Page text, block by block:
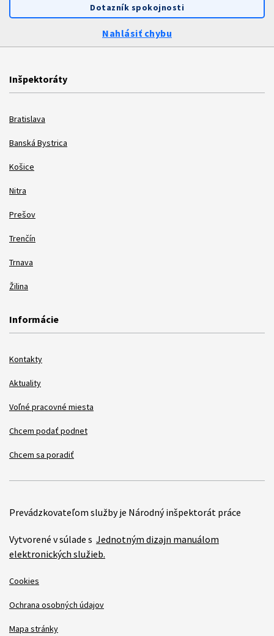
Dotazník spokojnosti
Nahlásiť chybu
Inšpektoráty
Bratislava
Banská Bystrica
Košice
Nitra
Prešov
Trenčín
Trnava
Žilina
Informácie
Kontakty
Aktuality
Voľné pracovné miesta
Chcem podať podnet
Chcem sa poradiť
Prevádzkovateľom služby je Národný inšpektorát práce
Vytvorené v súlade s Jednotným dizajn manuálom
elektronických služieb.
Cookies
Ochrana osobných údajov
Mapa stránky